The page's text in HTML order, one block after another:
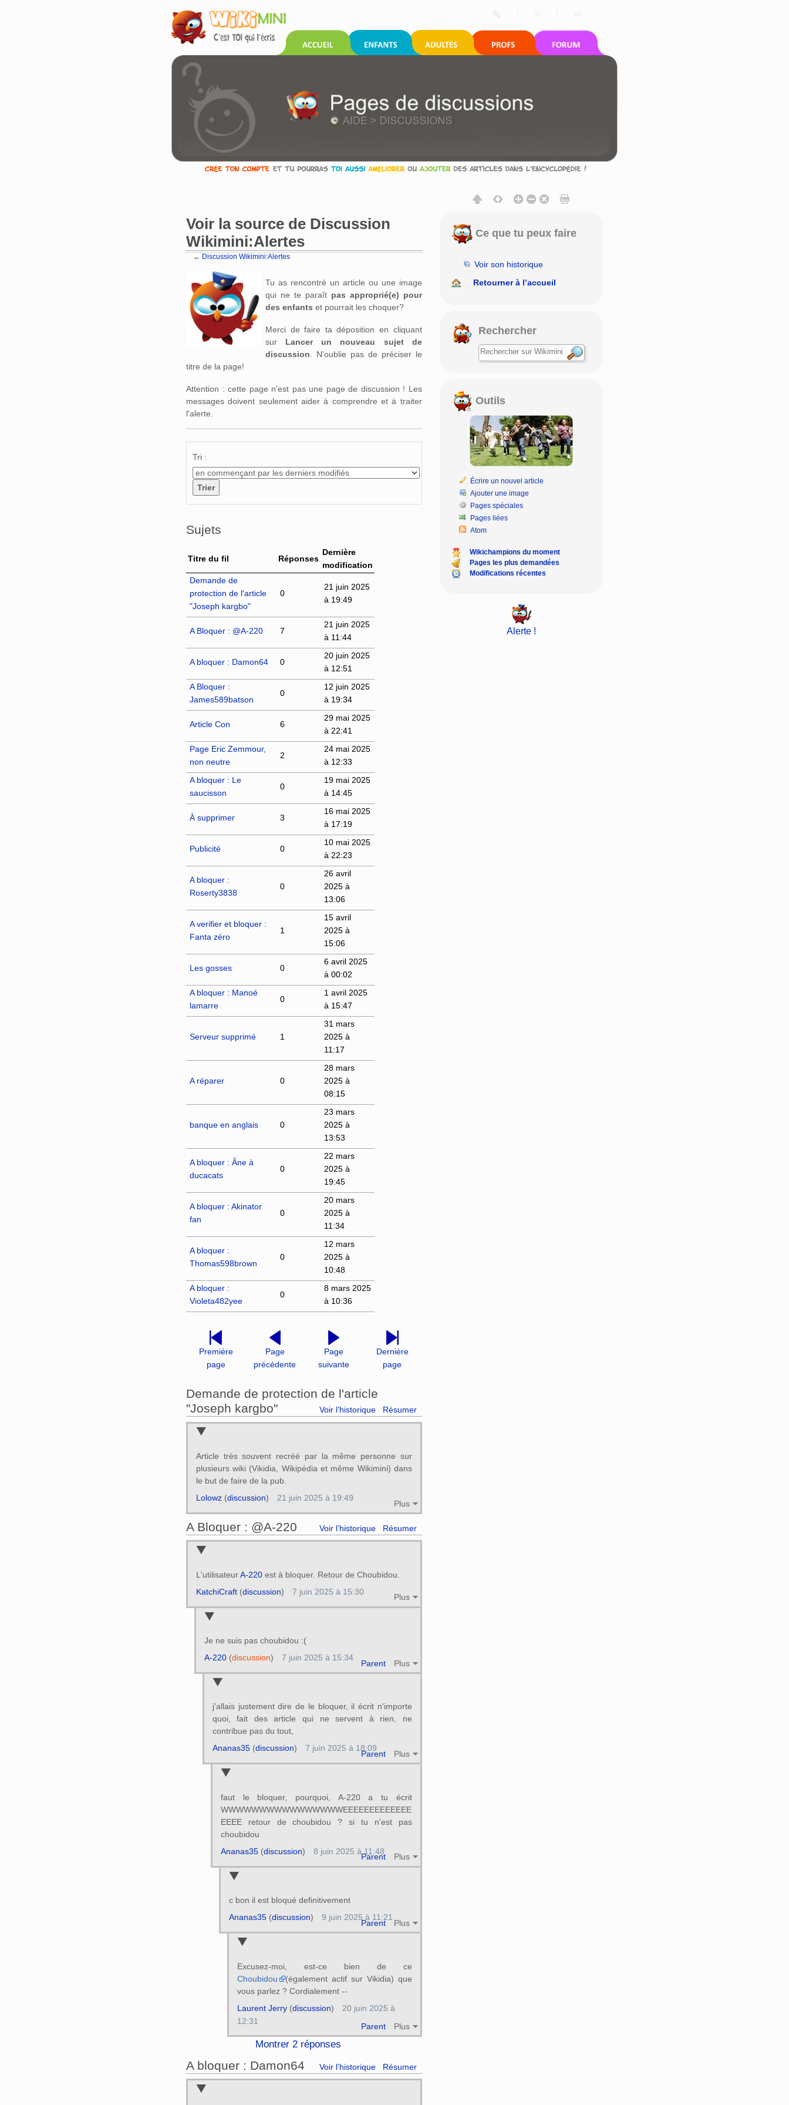
Voir la source de Discussion
Wikimini:Alertes
← Discussion Wikimini:Alertes
Tu as rencontré un article ou une image
qui ne te paraît pas approprié(e) pour
des enfants et pourrait les choquer?
Merci de faire ta déposition en cliquant
sur Lancer un nouveau sujet de
discussion . N'oublie pas de préciser le
titre de la page!
Attention : cette page n'est pas une page de discussion ! Les
messages doivent seulement aider à comprendre et à traiter
l'alerte.
Tri :
Sujets
Titre du fil Réponses
Dernière
modification
Demande de
protection de l'article
"Joseph kargbo"
0
21 juin 2025
à 19:49
A Bloquer : @A-220 7
21 juin 2025
à 11:44
A bloquer : Damon64 0
20 juin 2025
à 12:51
A Bloquer :
James589batson
0
12 juin 2025
à 19:34
Article Con 6
29 mai 2025
à 22:41
Page Eric Zemmour,
non neutre
2
24 mai 2025
à 12:33
A bloquer : Le
saucisson‎
0
19 mai 2025
à 14:45
À supprimer 3
16 mai 2025
à 17:19
Publicité 0
10 mai 2025
à 22:23
A bloquer :
Roserty3838
0
26 avril
2025 à
13:06
A verifier et bloquer :
Fanta zéro
1
15 avril
2025 à
15:06
Les gosses 0
6 avril 2025
à 00:02
A bloquer : Manoé
lamarre‎
0
1 avril 2025
à 15:47
Serveur supprimé 1
31 mars
2025 à
11:17
A réparer 0
28 mars
2025 à
08:15
banque en anglais 0
23 mars
2025 à
13:53
A bloquer : Âne à
ducacats
0
22 mars
2025 à
19:45
A bloquer : Akinator
fan
0
20 mars
2025 à
11:34
A bloquer :
Thomas598brown
0
12 mars
2025 à
10:48
A bloquer :
Violeta482yee
0
8 mars 2025
à 10:36
Première
page
Page
précédente
Page
suivante
Dernière
page
Demande de protection de l'article
"Joseph kargbo"
Voir l’historique Résumer
Article très souvent recréé par la même personne sur
plusieurs wiki (Vikidia, Wikipédia et même Wikimini) dans
le but de faire de la pub.
Plus
Lolowz(discussion) 21 juin 2025 à 19:49
A Bloquer : @A-220 Voir l’historique Résumer
L'utilisateurA-220est à bloquer. Retour de Choubidou.
Plus
KatchiCraft(discussion) 7 juin 2025 à 15:30
Je ne suis pas choubidou :(
Parent Plus
A-220(discussion) 7 juin 2025 à 15:34
j'allais justement dire de le bloquer, il écrit n'importe
quoi, fait des article qui ne servent à rien, ne
contribue pas du tout,
Parent Plus
Ananas35(discussion) 7 juin 2025 à 18:09
faut le bloquer, pourquoi, A-220 a tu écrit
WWWWWWWWWWWWWWWWEEEEEEEEEEEEE
EEEE retour de choubidou ? si tu n'est pas
choubidou
Parent Plus
Ananas35(discussion) 8 juin 2025 à 11:48
c bon il est bloqué definitivement
Parent Plus
Ananas35(discussion) 9 juin 2025 à 11:21
Excusez-moi, est-ce bien de ce
Choubidou
(également actif sur Vikidia) que
vous parlez ? Cordialement --
Parent Plus
Laurent Jerry(discussion)
20 juin 2025 à
12:31
Montrer 2 réponses
A bloquer : Damon64 Voir l’historique Résumer
Ce que tu peux faire
Voir son historique
Retourner à l’accueil
Rechercher
Outils
Écrire un nouvel article
Ajouter une image
Pages spéciales
Pages liées
Atom
Wikichampions du moment
Pages les plus demandées
Modifications récentes
Alerte !